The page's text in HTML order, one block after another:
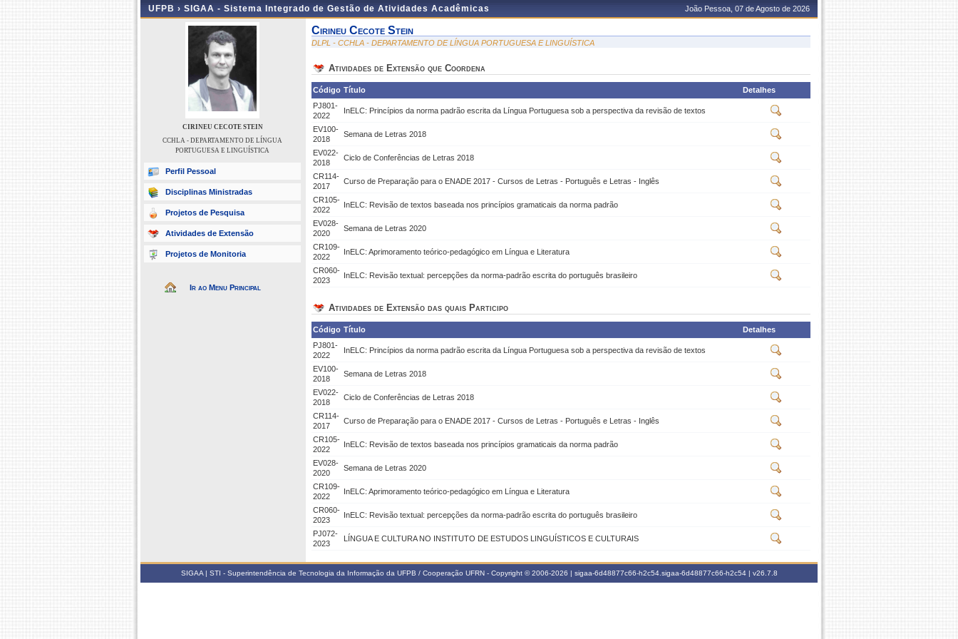
UFPB › SIGAA - Sistema Integrado de Gestão de Atividades Acadêmicas João Pessoa, 07 de Agosto de 2026
CIRINEU CECOTE STEIN
CCHLA - DEPARTAMENTO DE LÍNGUA
PORTUGUESA E LINGUÍSTICA
Perfil Pessoal
Disciplinas Ministradas
Projetos de Pesquisa
Atividades de Extensão
Projetos de Monitoria
Ir ao Menu Principal
Cirineu Cecote Stein
DLPL - CCHLA - DEPARTAMENTO DE LÍNGUA PORTUGUESA E LINGUÍSTICA
Atividades de Extensão que Coordena
Código Título
Detalhes
PJ801-
2022
InELC: Princípios da norma padrão escrita da Língua Portuguesa sob a perspectiva da revisão de textos
EV100-
2018
Semana de Letras 2018
EV022-
2018
Ciclo de Conferências de Letras 2018
CR114-
2017
Curso de Preparação para o ENADE 2017 - Cursos de Letras - Português e Letras - Inglês
CR105-
2022
InELC: Revisão de textos baseada nos princípios gramaticais da norma padrão
EV028-
2020
Semana de Letras 2020
CR109-
2022
InELC: Aprimoramento teórico-pedagógico em Língua e Literatura
CR060-
2023
InELC: Revisão textual: percepções da norma-padrão escrita do português brasileiro
Atividades de Extensão das quais Participo
Código Título
Detalhes
PJ801-
2022
InELC: Princípios da norma padrão escrita da Língua Portuguesa sob a perspectiva da revisão de textos
EV100-
2018
Semana de Letras 2018
EV022-
2018
Ciclo de Conferências de Letras 2018
CR114-
2017
Curso de Preparação para o ENADE 2017 - Cursos de Letras - Português e Letras - Inglês
CR105-
2022
InELC: Revisão de textos baseada nos princípios gramaticais da norma padrão
EV028-
2020
Semana de Letras 2020
CR109-
2022
InELC: Aprimoramento teórico-pedagógico em Língua e Literatura
CR060-
2023
InELC: Revisão textual: percepções da norma-padrão escrita do português brasileiro
PJ072-
2023
LÍNGUA E CULTURA NO INSTITUTO DE ESTUDOS LINGUÍSTICOS E CULTURAIS
SIGAA | STI - Superintendência de Tecnologia da Informação da UFPB / Cooperação UFRN - Copyright © 2006-2026 | sigaa-6d48877c66-h2c54.sigaa-6d48877c66-h2c54 | v26.7.8